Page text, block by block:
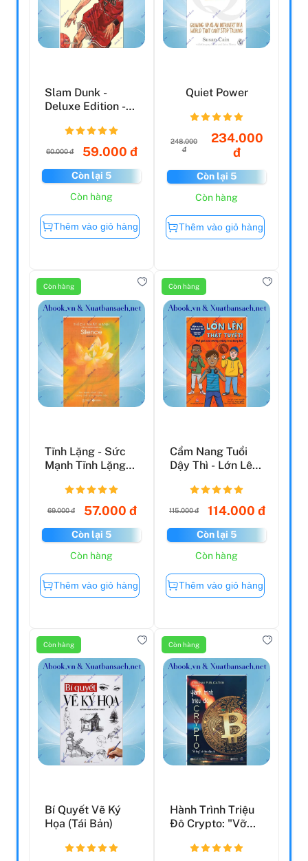
Slam Dunk -
Deluxe Edition -
60.000 đ 59.000 đ
Còn lại 5
Còn hàng
Thêm vào giỏ hàng
Quiet Power
248.000
đ
234.000
đ
Còn lại 5
Còn hàng
Thêm vào giỏ hàng
Còn hàng
Tĩnh Lặng - Sức
Mạnh Tĩnh Lặng
Huyề...
69.000 đ 57.000 đ
Còn lại 5
Còn hàng
Thêm vào giỏ hàng
Còn hàng
Cẩm Nang Tuổi
Dậy Thì - Lớn Lên
115.000 đ 114.000 đ
Còn lại 5
Còn hàng
Thêm vào giỏ hàng
Còn hàng
Bí Quyết Vẽ Ký
Họa (Tái Bản)
Còn hàng
Hành Trình Triệu
Đô Crypto: "Vỡ
Điện...